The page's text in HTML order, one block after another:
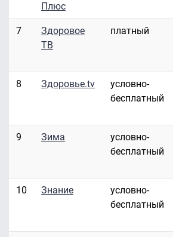
Плюс
7
Здоровое
ТВ
платный
8 Здоровье.tv
условно-
бесплатный
9 Зима
условно-
бесплатный
10 Знание
условно-
бесплатный